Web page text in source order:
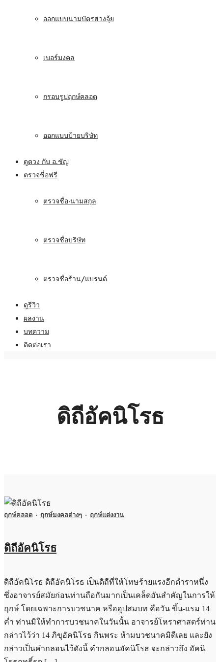
ออกแบบนามบัตรฮวงจุ้ย
เบอร์มงคล
กรอบรูปฤกษ์คลอด
ออกแบบป้ายบริษัท
ดูดวง กับ อ.ชัญ
ตรวจชื่อฟรี
ตรวจชื่อ-นามสกุล
ตรวจชื่อบริษัท
ตรวจชื่อร้าน/แบรนด์
ดูรีวิว
ผลงาน
บทความ
ติดต่อเรา
ดิถีอัคนิโรธ
ฤกษ์คลอด · ฤกษ์มงคลต่างๆ · ฤกษ์แต่งงาน
ดิถีอัคนิโรธ
ดิถีอัคนิโรธ ดิถีอัคนิโรธ เป็นดิถีที่ให้โทษร้ายแรงอีกตำราหนึ่ง
ซึ่งอาจารย์สมัยก่อนท่านถือกันมากเป็นเคล็ดอันสำคัญในการให้
ฤกษ์ โดยเฉพาะการบวชนาค หรืออุปสมบท คือวัน ขึ้น-แรม 14
ค่ำ ท่านมิให้ทำการบวชนาคในวันนั้น อาจารย์โหราศาสตร์ท่าน
กล่าวไว้ว่า 14 ภิขุอัคนิโรธ กินพระ ห้ามบวชนาคมิดีเลย และยัง
กล่าวเป็นคำกลอนไว้ดังนี้ คำกลอนอัคนิโรธ จะกล่าวถึง อัคนิ